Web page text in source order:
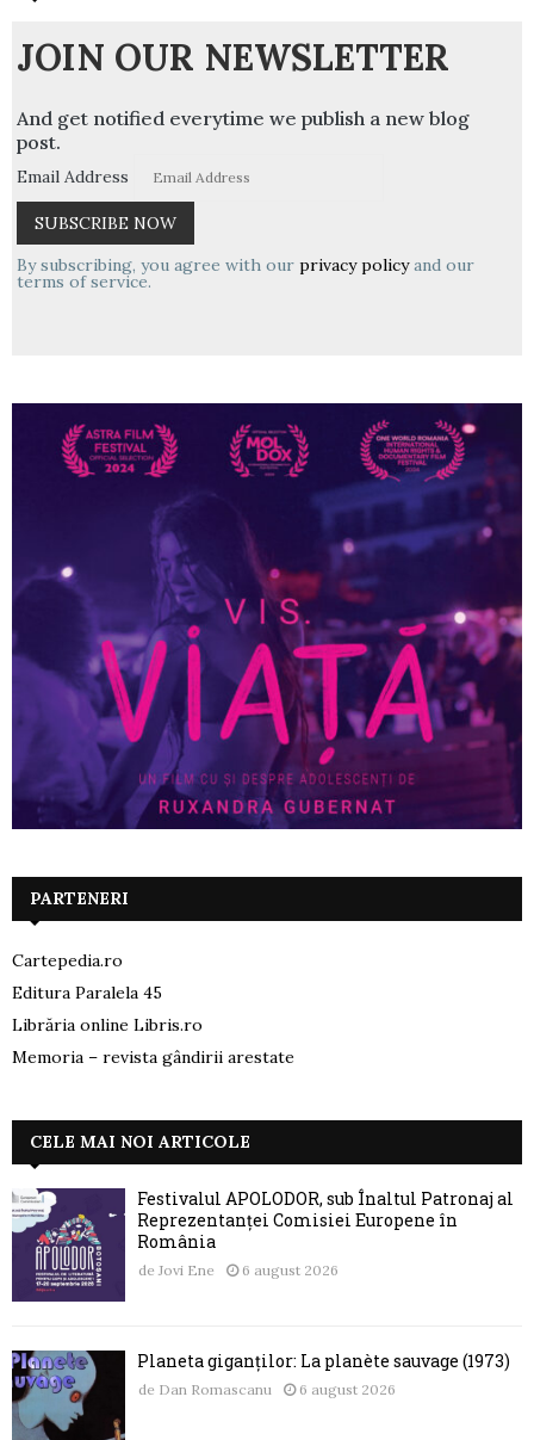
JOIN OUR NEWSLETTER
And get notified everytime we publish a new blog
post.
Email Address
By subscribing, you agree with our privacy policyand our
terms of service.
PARTENERI
Cartepedia.ro
Editura Paralela 45
Librăria online Libris.ro
Memoria – revista gândirii arestate
CELE MAI NOI ARTICOLE
Festivalul APOLODOR, sub Înaltul Patronaj al
Reprezentanței Comisiei Europene în
România
de Jovi Ene 6 august 2026
Planeta giganților: La planète sauvage (1973)
de Dan Romascanu 6 august 2026